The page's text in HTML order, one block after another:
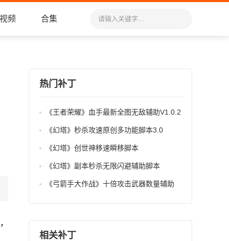
视频 合集
热门补丁
《王者荣耀》血手最新全图无敌辅助V1.0.2
《幻塔》秒杀攻速原创多功能脚本3.0
《幻塔》创世神移速瞬移脚本
《幻塔》副本秒杀无限闪避辅助脚本
《弓箭手大作战》十倍攻击武器数量辅助
相关补丁